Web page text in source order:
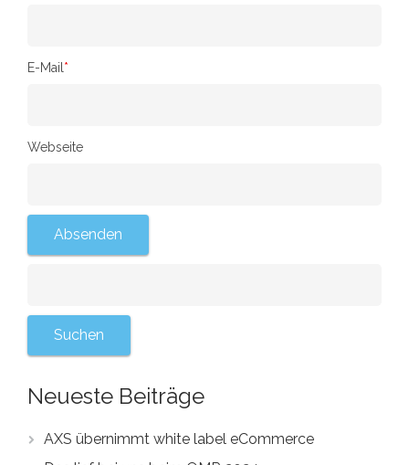
E-Mail *
Webseite
Neueste Beiträge
AXS übernimmt white label eCommerce